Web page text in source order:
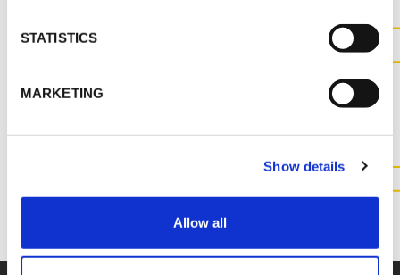
STATISTICS
MARKETING
Show details
Allow all
CONTACTE-NOS PARA OBTER
MAIS INFORMAÇÕES SOBRE